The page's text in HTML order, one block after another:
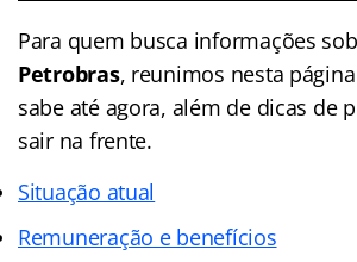
Para quem busca informações
Petrobras, reunimos nesta
sabe até agora, além de dicas de
sair na frente.
Situação atual
Remuneração e benefícios